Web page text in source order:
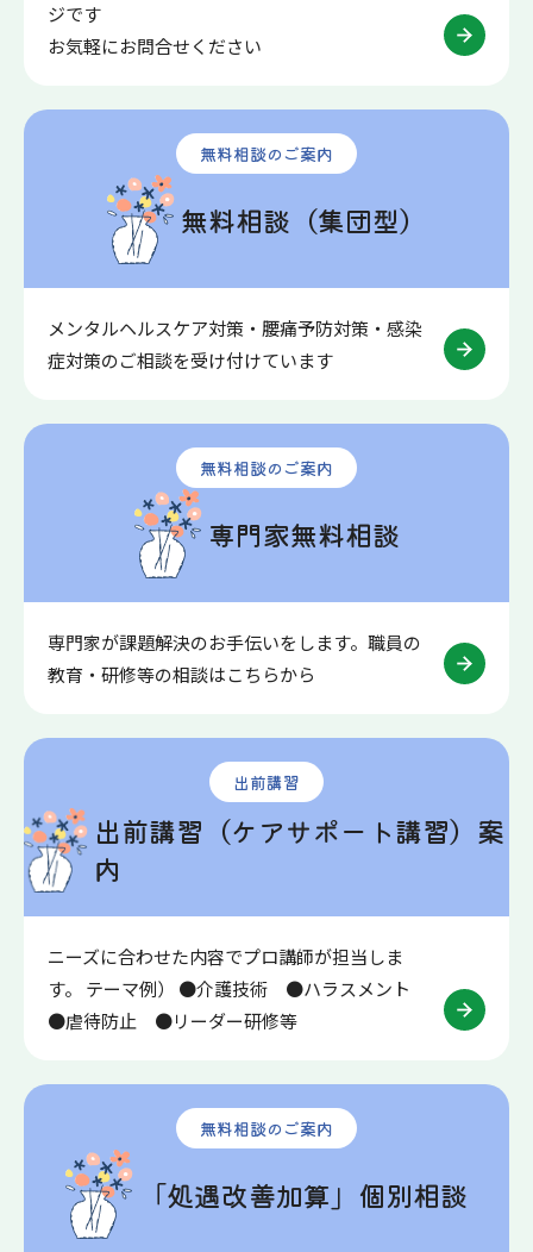
ジです
お気軽にお問合せください
無料相談のご案内
無料相談（集団型）
メンタルヘルスケア対策・腰痛予防対策・感染
症対策のご相談を受け付けています
無料相談のご案内
専門家無料相談
専門家が課題解決のお手伝いをします。職員の
教育・研修等の相談はこちらから
出前講習
出前講習（ケアサポート講習）案
内
ニーズに合わせた内容でプロ講師が担当しま
す。 テーマ例） ●介護技術 ●ハラスメント
●虐待防止 ●リーダー研修等
無料相談のご案内
「処遇改善加算」個別相談